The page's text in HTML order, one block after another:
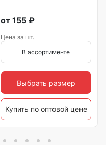
от 155 ₽
Цена за шт.
В ассортименте
Выбрать размер
Купить по оптовой цене